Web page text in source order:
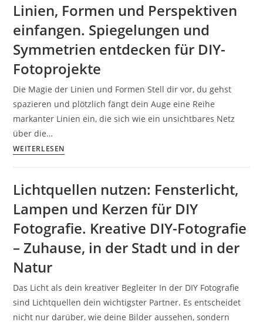
Kreative
DIY-
Fotoprojekte
für
einzigartige
Bilder.
DIY-
Fotografie
beeindruckende
Effekte
kreative
Inszenierungen
Tipps
und
Linien, Formen und Perspektiven
einfangen. Spiegelungen und
Symmetrien entdecken für DIY-
Fotoprojekte
Die Magie der Linien und Formen Stell dir vor, du gehst
spazieren und plötzlich fängt dein Auge eine Reihe
markanter Linien ein, die sich wie ein unsichtbares Netz
über die…
WEITERLESEN
Perspektiven
einfangen.
Spiegelungen
und
Symmetrien
DIY-
Fotoprojekte
Lichtquellen nutzen: Fensterlicht,
Lampen und Kerzen für DIY
Fotografie. Kreative DIY-Fotografie
– Zuhause, in der Stadt und in der
Natur
Das Licht als dein kreativer Begleiter In der DIY Fotografie
sind Lichtquellen dein wichtigster Partner. Es entscheidet
nicht nur darüber, wie deine Bilder aussehen, sondern